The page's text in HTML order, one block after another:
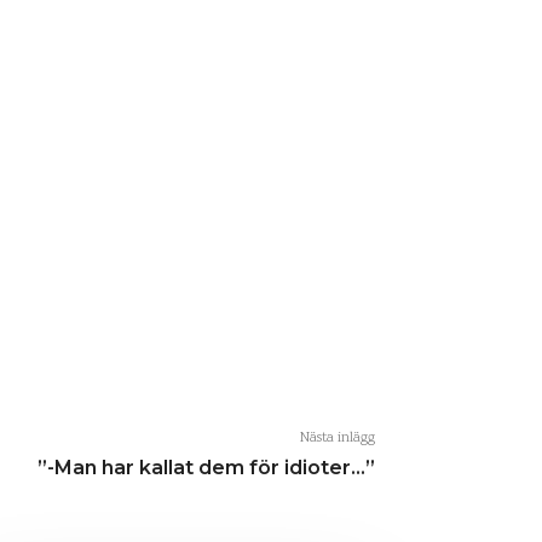
Nästa inlägg
”-Man har kallat dem för idioter…”